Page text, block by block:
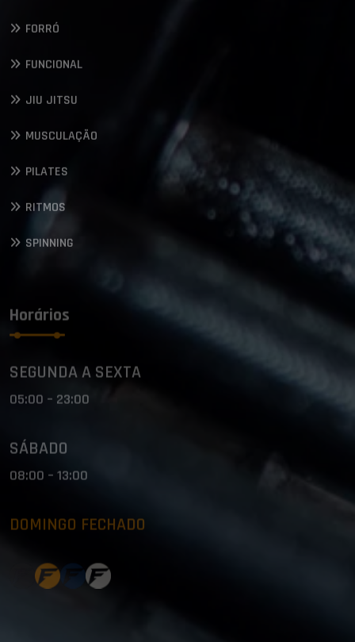
FORRÓ
FUNCIONAL
JIU JITSU
MUSCULAÇÃO
PILATES
RITMOS
SPINNING
Horários
SEGUNDA A SEXTA
05:00 – 23:00
SÁBADO
08:00 – 13:00
DOMINGO FECHADO